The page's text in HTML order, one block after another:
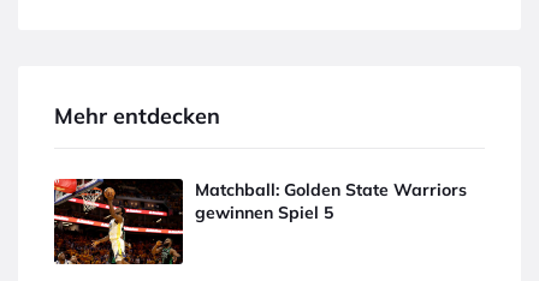
Mehr entdecken
Matchball: Golden State Warriors
gewinnen Spiel 5